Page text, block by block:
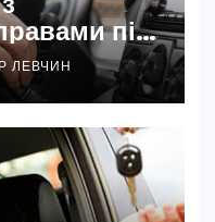
під
ЛЕВЧИН